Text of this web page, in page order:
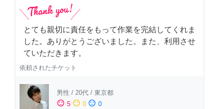
とても親切に責任をもって作業を完結してくれま
した。ありがとうございました。また、利用させ
ていただきます。
依頼されたチケット
男性 / 20代 / 東京都
sentiment_satisfied 5 sentiment_neutral 0 sentiment_dissatisfied 0